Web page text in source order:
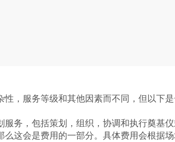
，服务等级和其他因素而不同，但以下
服务，包括策划，组织，协调和执行奠基仪
么这会是费用的一部分。具体费用会根据